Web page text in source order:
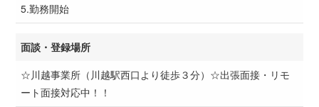
5.勤務開始
面談・登録場所
☆川越事業所（川越駅西口より徒歩３分）☆出張面接・リモ
ート面接対応中！！